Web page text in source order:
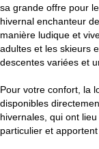
sa grande offre pour
hivernal enchanteur
manière ludique et
adultes et les skieurs
descentes variées et
Pour votre confort, la
disponibles
hivernales, qui ont
particulier et